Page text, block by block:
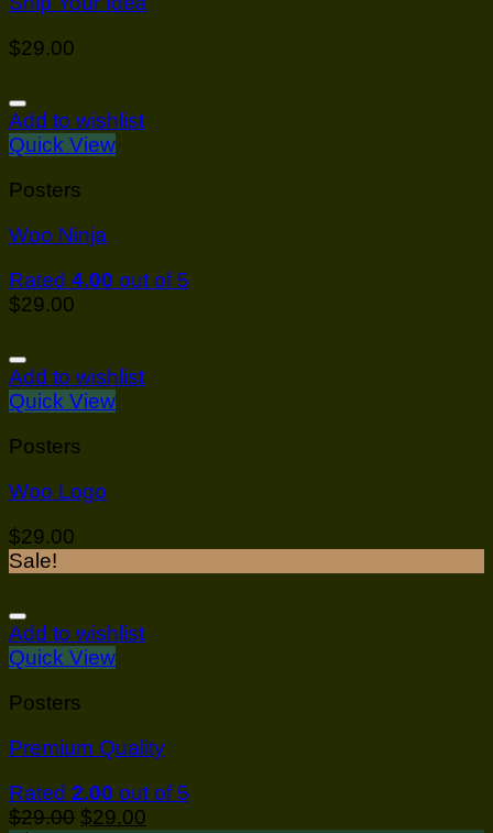
$29.00
Add to wishlist
Quick View
Posters
Woo Ninja
Rated 4.00 out of 5
$29.00
Add to wishlist
Quick View
Posters
Woo Logo
$29.00
Sale!
Add to wishlist
Quick View
Posters
Premium Quality
Rated 2.00 out of 5
$29.00 $29.00